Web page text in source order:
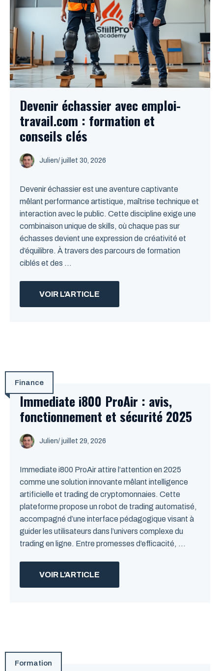
Devenir échassier avec emploi-
travail.com : formation et
conseils clés
Julien/ juillet 30, 2026
Devenir échassier est une aventure captivante
mêlant performance artistique, maîtrise technique et
interaction avec le public. Cette discipline exige une
combinaison unique de skills, où chaque pas sur
échasses devient une expression de créativité et
d’équilibre. À travers des parcours de formation
ciblés et des ...
VOIR L'ARTICLE
Finance
Immediate i800 ProAir : avis,
fonctionnement et sécurité 2025
Julien/ juillet 29, 2026
Immediate i800 ProAir attire l’attention en 2025
comme une solution innovante mêlant intelligence
artificielle et trading de cryptomonnaies. Cette
plateforme propose un robot de trading automatisé,
accompagné d’une interface pédagogique visant à
guider les utilisateurs dans l’univers complexe du
trading en ligne. Entre promesses d’efficacité, ...
VOIR L'ARTICLE
Formation